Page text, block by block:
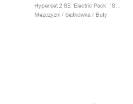
Mezczyzni / Siatkówka / Buty